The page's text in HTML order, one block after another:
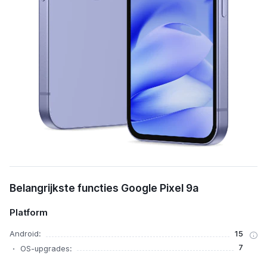
Belangrijkste functies Google Pixel 9a
Platform
Android:
15
OS-upgrades:
7